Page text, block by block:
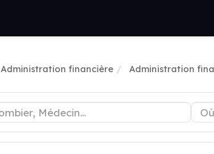
Administration financière Administration